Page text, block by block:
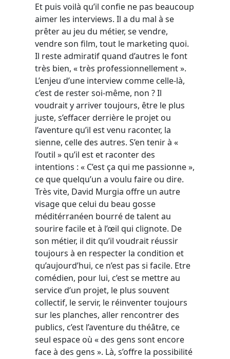
Et puis voilà qu’il confie ne pas beaucoup
aimer les interviews. Il a du mal à se
prêter au jeu du métier, se vendre,
vendre son film, tout le marketing quoi.
Il reste admiratif quand d’autres le font
très bien, « très professionnellement ».
L’enjeu d’une interview comme celle-là,
c’est de rester soi-même, non ? Il
voudrait y arriver toujours, être le plus
juste, s’effacer derrière le projet ou
l’aventure qu’il est venu raconter, la
sienne, celle des autres. S’en tenir à «
l’outil » qu’il est et raconter des
intentions : « C’est ça qui me passionne »,
ce que quelqu’un a voulu faire ou dire.
Très vite, David Murgia offre un autre
visage que celui du beau gosse
méditérranéen bourré de talent au
sourire facile et à l’œil qui clignote. De
son métier, il dit qu’il voudrait réussir
toujours à en respecter la condition et
qu’aujourd’hui, ce n’est pas si facile. Etre
comédien, pour lui, c’est se mettre au
service d’un projet, le plus souvent
collectif, le servir, le réinventer toujours
sur les planches, aller rencontrer des
publics, c’est l’aventure du théâtre, ce
seul espace où « des gens sont encore
face à des gens ». Là, s’offre la possibilité